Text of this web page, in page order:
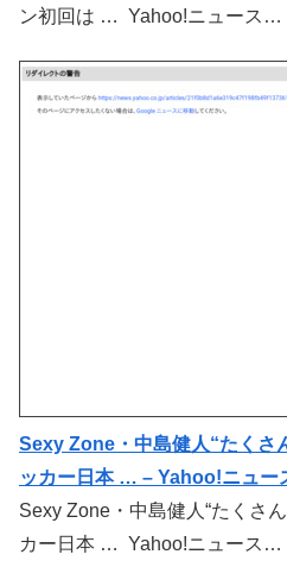
ン初回は … Yahoo!ニュース…
Sexy Zone・中島健人“たくさ
ッカー日本 … – Yahoo!ニュー
Sexy Zone・中島健人“たくさ
カー日本 … Yahoo!ニュース…